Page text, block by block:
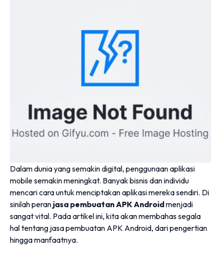
Dalam dunia yang semakin digital, penggunaan aplikasi
mobile semakin meningkat. Banyak bisnis dan individu
mencari cara untuk menciptakan aplikasi mereka sendiri. Di
sinilah peran jasa pembuatan APK Androidmenjadi
sangat vital. Pada artikel ini, kita akan membahas segala
hal tentang jasa pembuatan APK Android, dari pengertian
hingga manfaatnya.